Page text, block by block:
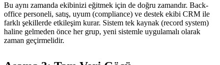
Bu aynı zamanda ekibinizi eğitmek için de doğru zamandır. Back-
office personeli, satış, uyum (compliance) ve destek ekibi CRM ile
farklı şekillerde etkileşim kurar. Sistem tek kaynak (record system)
haline gelmeden önce her grup, yeni sistemle uygulamalı olarak
zaman geçirmelidir.